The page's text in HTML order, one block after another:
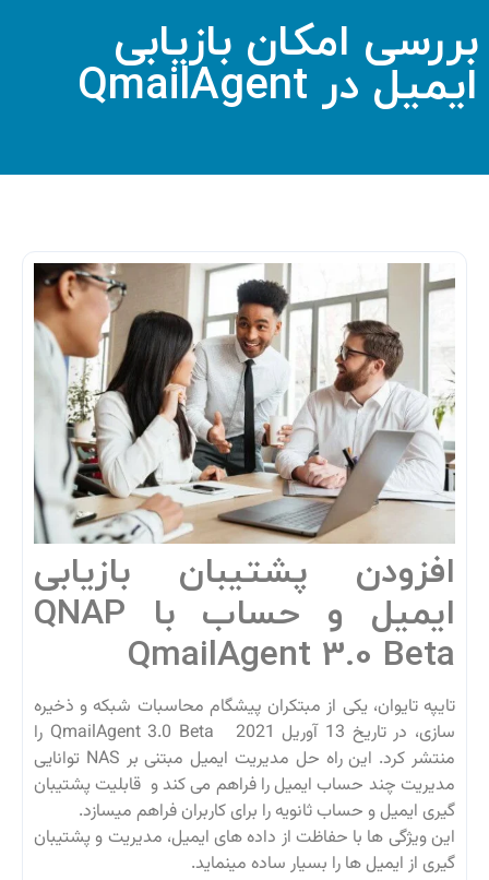
بررسی امکان بازیابی
ایمیل در QmailAgent
افزودن پشتیبان بازیابی
ایمیل و حساب با QNAP
QmailAgent 3.0 Beta
تایپه تایوان، یکی از مبتکران پیشگام محاسبات شبکه و ذخیره
سازی، در تاریخ 13 آوریل 2021
QmailAgent 3.0 Beta را
منتشر کرد. این راه حل مدیریت ایمیل مبتنی بر NAS توانایی
مدیریت چند حساب ایمیل را فراهم می کند و قابلیت پشتیبان
گیری ایمیل و حساب ثانویه را برای کاربران فراهم می­سازد.
این ویژگی ها با حفاظت از داده های ایمیل، مدیریت و پشتیبان
گیری از ایمیل ها را بسیار ساده می­نماید.